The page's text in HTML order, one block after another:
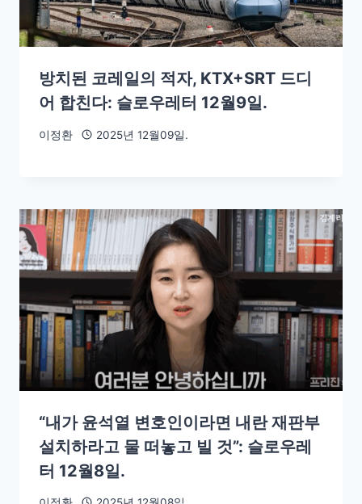
방치된 코레일의 적자, KTX+SRT 드디
어 합친다: 슬로우레터 12월9일.
이정환 2025년 12월09일.
“내가 윤석열 변호인이라면 내란 재판부
설치하라고 물 떠놓고 빌 것”: 슬로우레
터 12월8일.